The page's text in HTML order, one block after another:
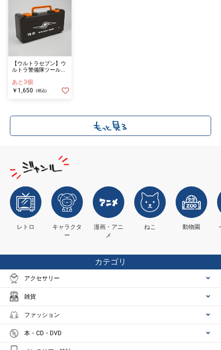
【ウルトラセブン】ウ
ルトラ警備隊ツールボ
あと3個
￥1,650
(税込)
レトロ
キャラクタ
ー
漫画・アニ
メ
ねこ 動物園
カテゴリ
アクセサリー
雑貨
ファッション
本・CD・DVD